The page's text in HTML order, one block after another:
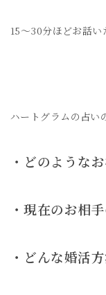
15～30分ほどお話い
ハートグラムの占い
・どのような
・現在のお相
・どんな婚活